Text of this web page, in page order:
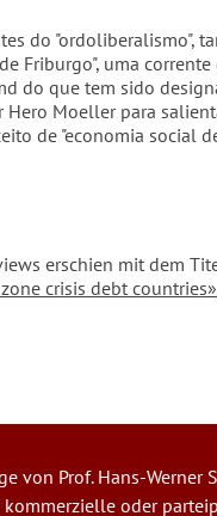
do "ordoliberalismo",
Friburgo", uma
do que tem sido
Moeller para
de "economia social
erschien mit dem
crisis debt countries»
von Prof. Hans-Werner
oder